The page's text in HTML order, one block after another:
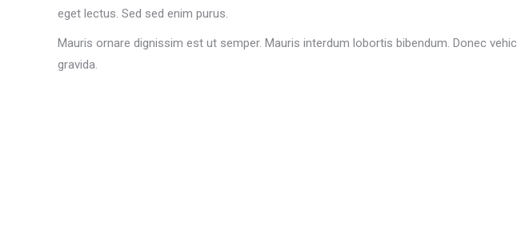
eget lectus. Sed sed enim purus.
Mauris ornare dignissim est ut semper. Mauris interdum lobortis bibendum. Donec
gravida.